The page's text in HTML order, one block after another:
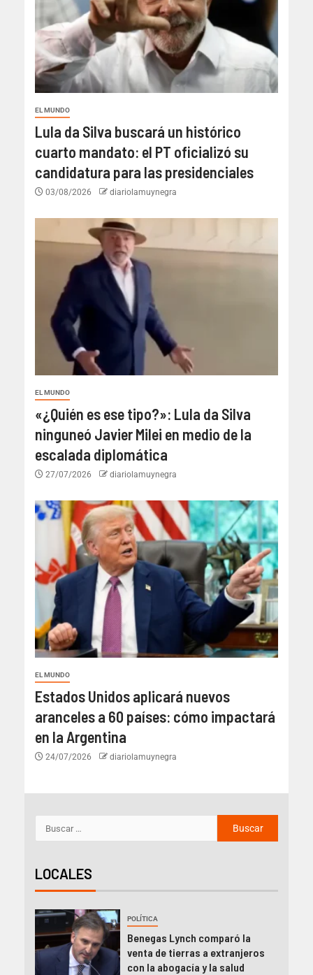
EL MUNDO
Lula da Silva buscará un histórico
cuarto mandato: el PT oficializó su
candidatura para las presidenciales
03/08/2026 diariolamuynegra
EL MUNDO
«¿Quién es ese tipo?»: Lula da Silva
ninguneó Javier Milei en medio de la
escalada diplomática
27/07/2026 diariolamuynegra
EL MUNDO
Estados Unidos aplicará nuevos
aranceles a 60 países: cómo impactará
en la Argentina
24/07/2026 diariolamuynegra
LOCALES
POLÍTICA
Benegas Lynch comparó la
venta de tierras a extranjeros
con la abogacía y la salud